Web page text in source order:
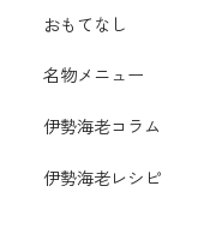
おもてなし
名物メニュー
伊勢海老コラム
伊勢海老レシピ